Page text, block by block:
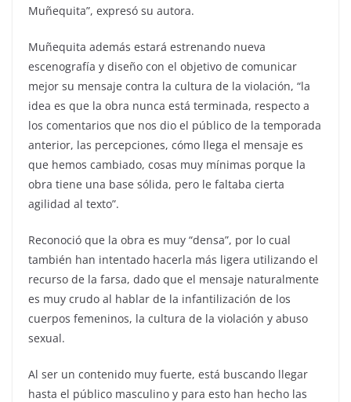
Muñequita”, expresó su autora.
Muñequita además estará estrenando nueva
escenografía y diseño con el objetivo de comunicar
mejor su mensaje contra la cultura de la violación, “la
idea es que la obra nunca está terminada, respecto a
los comentarios que nos dio el público de la temporada
anterior, las percepciones, cómo llega el mensaje es
que hemos cambiado, cosas muy mínimas porque la
obra tiene una base sólida, pero le faltaba cierta
agilidad al texto”.
Reconoció que la obra es muy “densa”, por lo cual
también han intentado hacerla más ligera utilizando el
recurso de la farsa, dado que el mensaje naturalmente
es muy crudo al hablar de la infantilización de los
cuerpos femeninos, la cultura de la violación y abuso
sexual.
Al ser un contenido muy fuerte, está buscando llegar
hasta el público masculino y para esto han hecho las